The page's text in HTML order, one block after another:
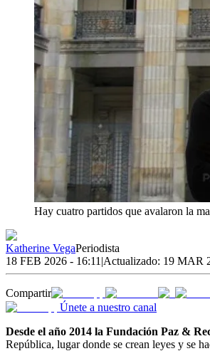
Hay cuatro partidos que avalaron la
Katherine VegaPeriodista
18 FEB 2026 - 16:11 |Actualizado: 19 MAR
Compartir
Únete a nuestro canal
Desde el año 2014 la Fundación Paz &
República, lugar donde se crean leyes y se